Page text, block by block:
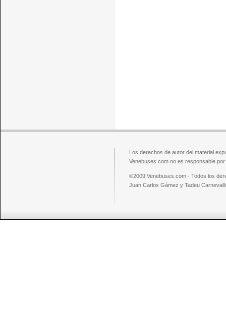
Los derechos de autor del material
Venebuses.com no es responsable
©2009 Venebuses.com - Todos los
Juan Carlos Gámez y Tadeu Carnevalli